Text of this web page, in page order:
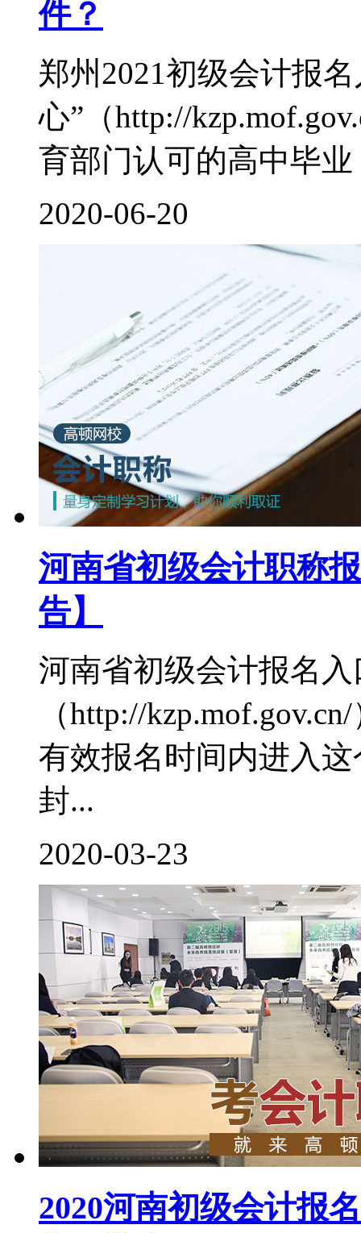
件？
郑州2021初级会计报
心”（http://
育部门认可的高中毕
2020-06-20
河南省初级会计职称
告】
河南省初级会计报名
（http://
有效报名时间内进入
封...
2020-03-23
2020河南初级会计报